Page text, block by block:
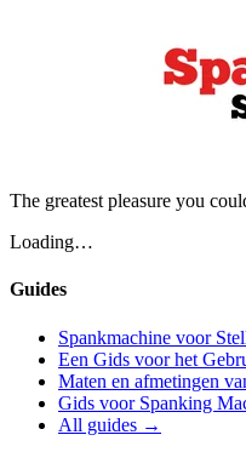
The greatest pleasure you
Loading…
Guides
Spankmachine voor
Een Gids voor het
Maten en afmetingen
Gids voor Spanking
All guides →